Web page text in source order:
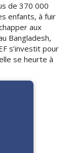
de 370 000
enfants, à fuir
aux
Bangladesh,
s’investit pour
se heurte à